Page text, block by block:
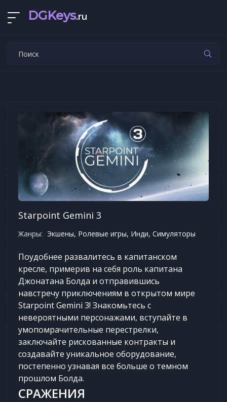
DGKeys.ru
Starpoint Gemini 3
Жанры: Экшены, Ролевые игры, Инди, Симуляторы
Поудобнее развалитесь в капитанском
кресле, примерив на себя роль капитана
Джонатана Болда и отправившись
навстречу приключениям в открытом мире
Starpoint Gemini 3! Знакомьтесь с
невероятными персонажами, вступайте в
умопомрачительные перестрелки,
заключайте рискованные контракты и
создавайте уникальное оборудование,
постепенно узнавая все больше о темном
прошлом Болда.
СРАЖЕНИЯ